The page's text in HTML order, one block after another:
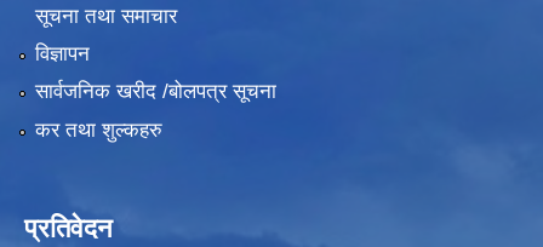
सूचना तथा समाचार
विज्ञापन
सार्वजनिक खरीद /बोलपत्र सूचना
कर तथा शुल्कहरु
प्रतिवेदन